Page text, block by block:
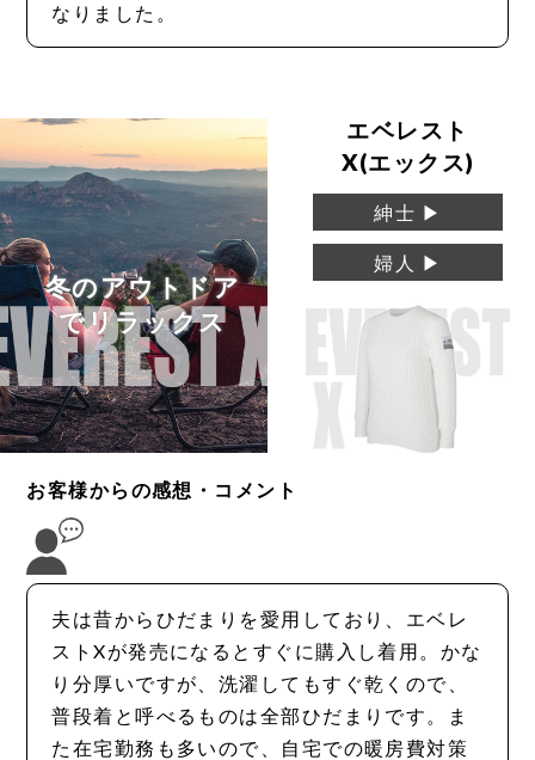
なりました。
冬のアウトドア
でリラックス
エベレスト
X(エックス)
紳士 ▶
婦人 ▶
お客様からの感想・コメント
夫は昔からひだまりを愛用しており、エベレ
ストXが発売になるとすぐに購入し着用。かな
り分厚いですが、洗濯してもすぐ乾くので、
普段着と呼べるものは全部ひだまりです。ま
た在宅勤務も多いので、自宅での暖房費対策